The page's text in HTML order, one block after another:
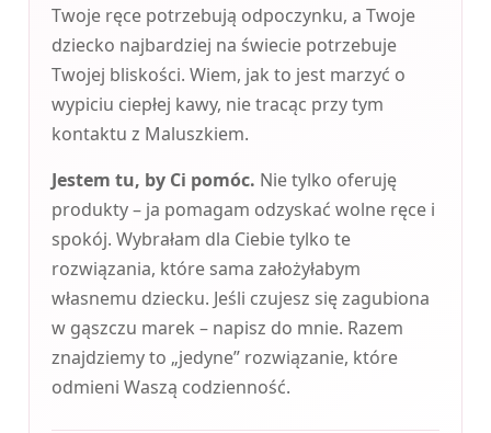
Twoje ręce potrzebują odpoczynku, a Twoje
dziecko najbardziej na świecie potrzebuje
Twojej bliskości. Wiem, jak to jest marzyć o
wypiciu ciepłej kawy, nie tracąc przy tym
kontaktu z Maluszkiem.
Jestem tu, by Ci pomóc. Nie tylko oferuję
produkty – ja pomagam odzyskać wolne ręce i
spokój. Wybrałam dla Ciebie tylko te
rozwiązania, które sama założyłabym
własnemu dziecku. Jeśli czujesz się zagubiona
w gąszczu marek – napisz do mnie. Razem
znajdziemy to „jedyne” rozwiązanie, które
odmieni Waszą codzienność.